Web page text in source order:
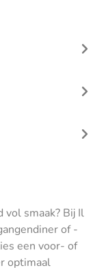
vol smaak? Bij Il
of -
een voor- of
optimaal